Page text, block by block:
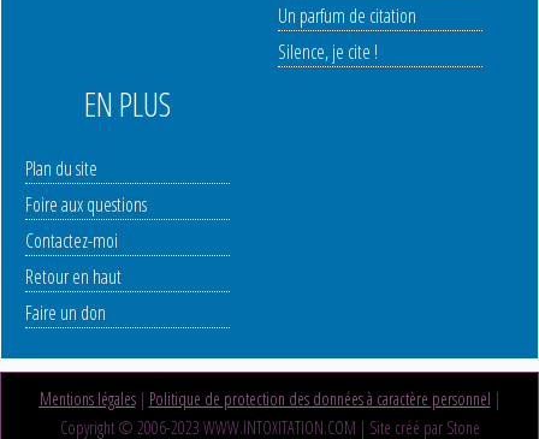
Un parfum de citation
Silence, je cite !
EN PLUS
Plan du site
Foire aux questions
Contactez-moi
Retour en haut
Faire un don
Mentions légales| Politique de protection des données à caractère personnel |
Copyright © 2006-2023 WWW.INTOXITATION.COM | Site créé par Stone